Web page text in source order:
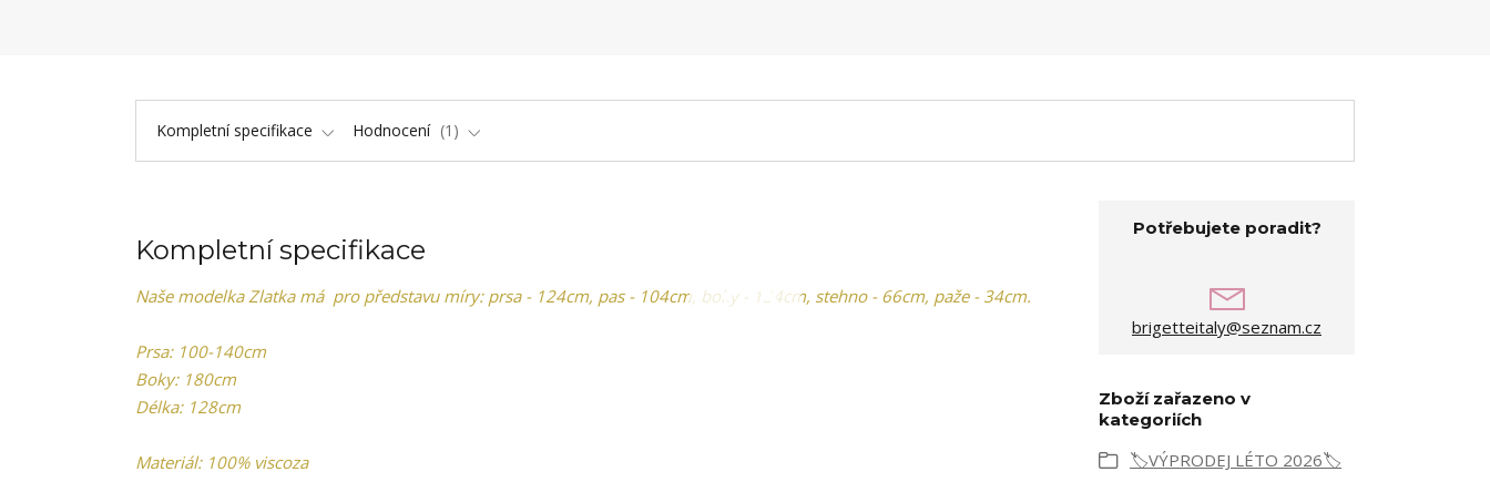
Kompletní specifikace Hodnocení 1
Kompletní specifikace
Naše modelka Zlatka má pro představu míry: prsa - 124cm, pas - 104cm, boky - 134cm, stehno - 66cm, paže - 34cm.
Prsa: 100-140cm
Boky: 180cm
Délka: 128cm
Materiál: 100% viscoza
Potřebujete poradit?
brigetteitaly@seznam.cz
Zboží zařazeno v
kategoriích
🏷️VÝPRODEJ LÉTO 2026🏷️